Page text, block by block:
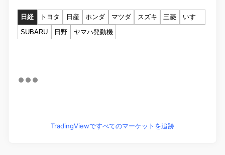
日経 トヨタ 日産 ホンダ マツダ スズキ 三菱
いすゞ
SUBARU
日野 ヤマハ発動機
TradingViewですべてのマーケットを追跡